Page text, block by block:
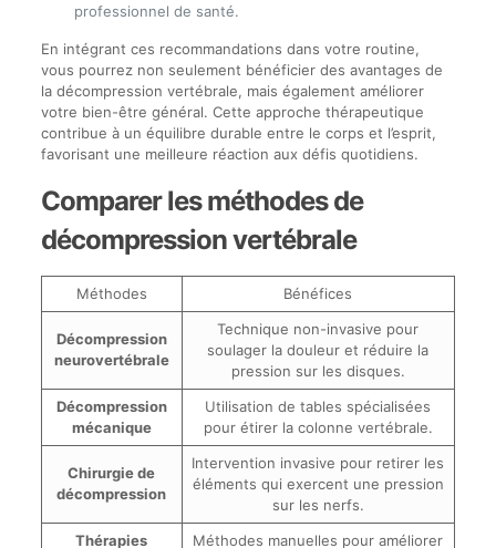
professionnel de santé.
En intégrant ces recommandations dans votre routine,
vous pourrez non seulement bénéficier des avantages de
la décompression vertébrale, mais également améliorer
votre bien-être général. Cette approche thérapeutique
contribue à un équilibre durable entre le corps et l’esprit,
favorisant une meilleure réaction aux défis quotidiens.
Comparer les méthodes de
décompression vertébrale
Méthodes Bénéfices
Décompression
neurovertébrale
Technique non-invasive pour
soulager la douleur et réduire la
pression sur les disques.
Décompression
mécanique
Utilisation de tables spécialisées
pour étirer la colonne vertébrale.
Chirurgie de
décompression
Intervention invasive pour retirer les
éléments qui exercent une pression
sur les nerfs.
Thérapies
Méthodes manuelles pour améliorer